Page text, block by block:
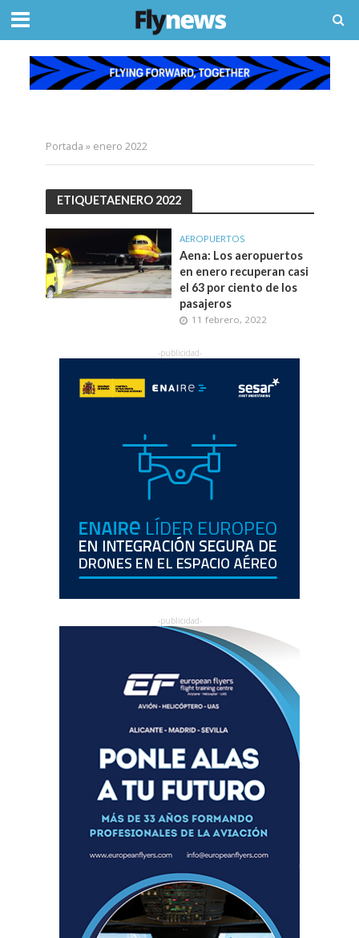
Portada » enero 2022
ETIQUETAENERO 2022
AEROPUERTOS
Aena: Los aeropuertos
en enero recuperan casi
el 63 por ciento de los
pasajeros
11 febrero, 2022